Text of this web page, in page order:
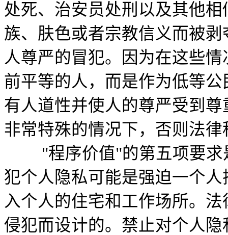
处死、治安员处刑以及其他
族、肤色或者宗教信义而被
人尊严的冒犯。因为在这些
前平等的人，而是作为低等
有人道性并使人的尊严受到
非常特殊的情况下，否则法
"程序价值"的第五项要求是
犯个人隐私可能是强迫一个
入个人的住宅和工作场所。
侵犯而设计的。禁止对个人